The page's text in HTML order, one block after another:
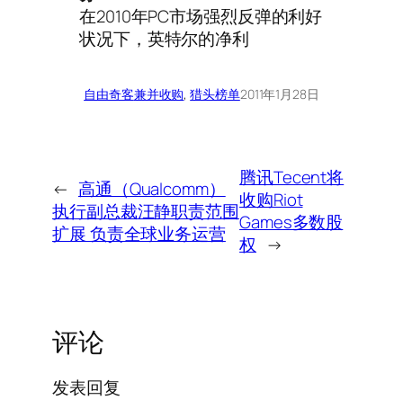
在2010年PC市场强烈反弹的利好
状况下，英特尔的净利
自由奇客兼并收购, 猎头榜单2011年1月28日
← 高通（Qualcomm）
执行副总裁汪静职责范围
扩展 负责全球业务运营
腾讯Tecent将
收购Riot
Games多数股
权 →
评论
发表回复